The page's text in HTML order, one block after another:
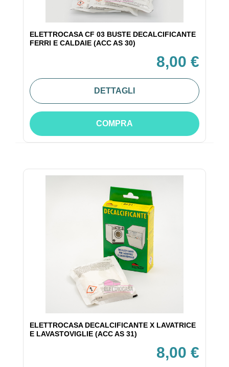
ELETTROCASA CF 03 BUSTE DECALCIFICANTE
FERRI E CALDAIE (ACC AS 30)
8,00 €
DETTAGLI
COMPRA
ELETTROCASA DECALCIFICANTE X LAVATRICE
E LAVASTOVIGLIE (ACC AS 31)
8,00 €